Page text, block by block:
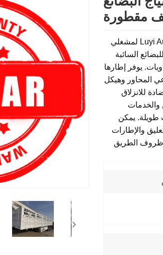
مقطورة
تم تصميم نصف مقطورة Luyi Auto 4 Axle 80 Ton High Fence لمشغلي
السائبة
يوفر إطارها
المحاور وهيكل
المضادة للانزلاق
والخدمات
طويلة. يمكن
والإطارات
وظروف الطريق